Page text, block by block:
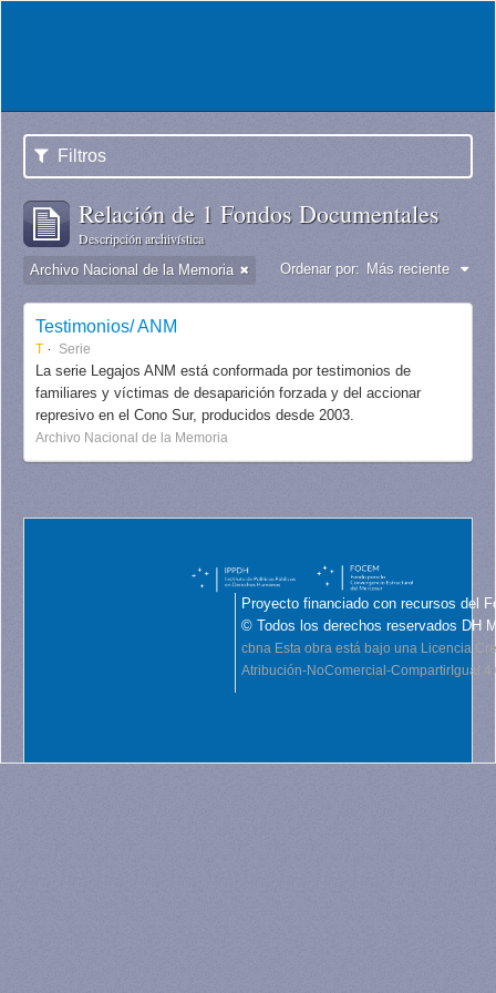
Filtros
Relación de 1 Fondos Documentales
Descripción archivística
Archivo Nacional de la Memoria Ordenar por: Más reciente
Testimonios/ ANM
T Serie
La serie Legajos ANM está conformada por testimonios de
familiares y víctimas de desaparición forzada y del accionar
represivo en el Cono Sur, producidos desde 2003.
Archivo Nacional de la Memoria
Proyecto financiado con recursos del
© Todos los derechos reservados DH
cbna Esta obra está bajo una Licencia
Atribución-NoComercial-CompartirIgual